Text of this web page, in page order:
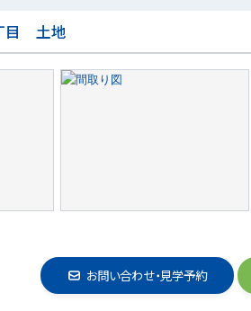
目 土地
お問い合わせ・見学予約